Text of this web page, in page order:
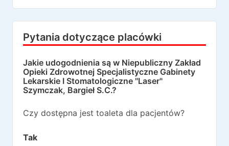
Pytania dotyczące placówki
Jakie udogodnienia są w Niepubliczny Zakład
Opieki Zdrowotnej Specjalistyczne Gabinety
Lekarskie I Stomatologiczne "Laser"
Szymczak, Bargieł S.C.?
Czy dostępna jest toaleta dla pacjentów?
Tak